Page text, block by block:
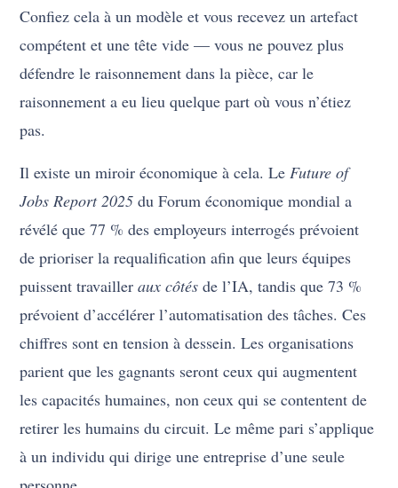
Confiez cela à un modèle et vous recevez un artefact
compétent et une tête vide — vous ne pouvez plus
défendre le raisonnement dans la pièce, car le
raisonnement a eu lieu quelque part où vous n’étiez
pas.
Il existe un miroir économique à cela. LeFuture of
Jobs Report 2025 du Forum économique mondial a
révélé que 77 % des employeurs interrogés prévoient
de prioriser la requalification afin que leurs équipes
puissent travailleraux côtés de l’IA, tandis que 73 %
prévoient d’accélérer l’automatisation des tâches. Ces
chiffres sont en tension à dessein. Les organisations
parient que les gagnants seront ceux qui augmentent
les capacités humaines, non ceux qui se contentent de
retirer les humains du circuit. Le même pari s’applique
à un individu qui dirige une entreprise d’une seule